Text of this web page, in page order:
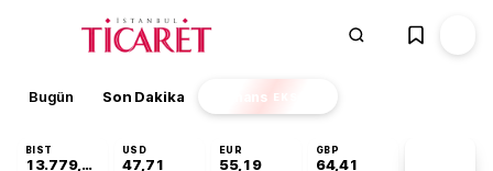
Bugün Son Dakika Finans EKSTRA
BIST
13.779,39
USD
47,71
EUR
55,19
GBP
64,41